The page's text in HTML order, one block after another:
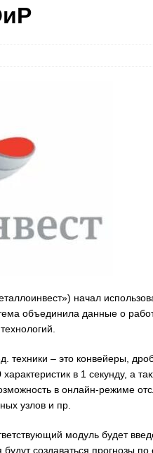
начал
объединила данные о
техники – это конвейеры,
в 1 секунду, а
в онлайн-режиме
узлов и пр.
модуль будет
создаваться прогнозы по